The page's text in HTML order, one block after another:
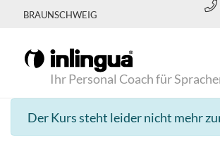
BRAUNSCHWEIG
Ihr Personal Coach für
Der Kurs steht leider nicht mehr